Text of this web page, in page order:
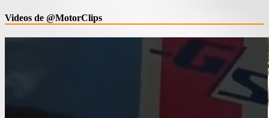
Videos de @MotorClips